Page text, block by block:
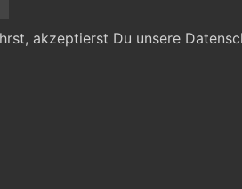
akzeptierst Du unsere